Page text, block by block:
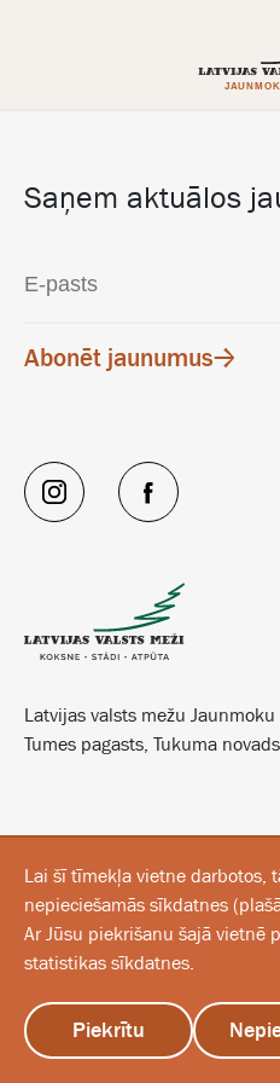
izvēlne
Latvijas valsts mežu
Tumes pagasts, Tukuma
Saņem aktuālos
Abonēt jaunumus
Lai šī tīmekļa vietne darbotos,
nepieciešamās sīkdatnes (
Ar Jūsu piekrišanu šajā vietnē
statistikas sīkdatnes.
Piekrītu